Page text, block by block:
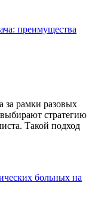
преимущества
за рамки разовых
стратегию
Такой подход
больных на